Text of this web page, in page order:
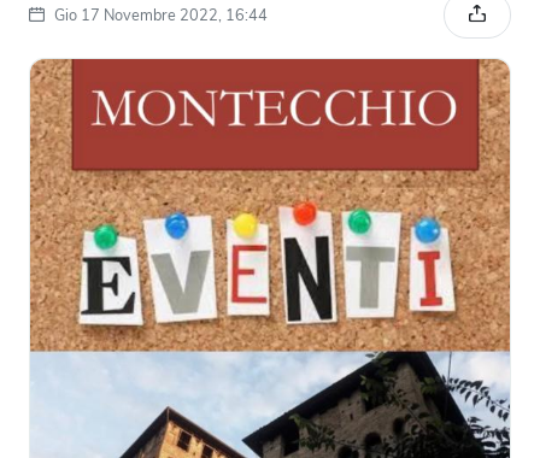
Gio 17 Novembre 2022, 16:44